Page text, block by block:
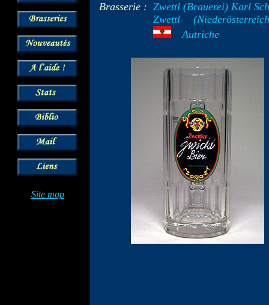
Site map
Brasserie : Zwettl (Brauerei) Karl
Zwettl
---Autriche